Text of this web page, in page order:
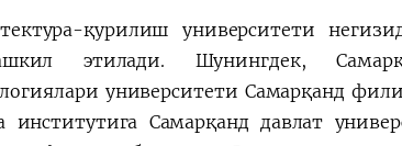
қурилиш университети
этилади. Шунингдек,
университети Самарқанд
институтига Самарқанд давлат